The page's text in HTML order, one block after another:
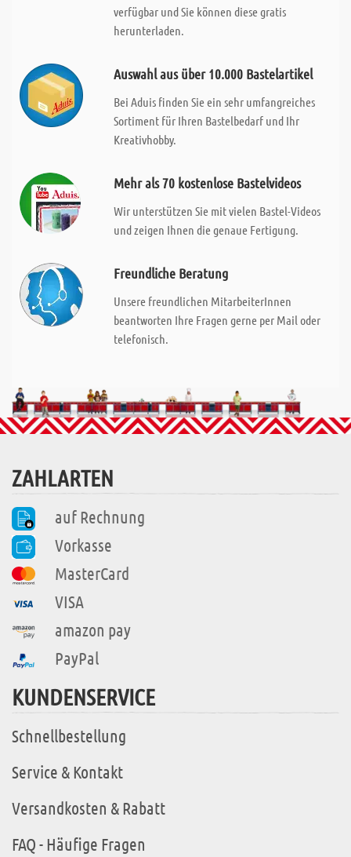
verfügbar und Sie können diese gratis
herunterladen.
Auswahl aus über 10.000 Bastelartikel
Bei Aduis finden Sie ein sehr umfangreiches
Sortiment für Ihren Bastelbedarf und Ihr
Kreativhobby.
Mehr als 70 kostenlose Bastelvideos
Wir unterstützen Sie mit vielen Bastel-Videos
und zeigen Ihnen die genaue Fertigung.
Freundliche Beratung
Unsere freundlichen MitarbeiterInnen
beantworten Ihre Fragen gerne per Mail oder
telefonisch.
ZAHLARTEN
auf Rechnung
Vorkasse
MasterCard
VISA
amazon pay
PayPal
KUNDENSERVICE
Schnellbestellung
Service & Kontakt
Versandkosten & Rabatt
FAQ - Häufige Fragen